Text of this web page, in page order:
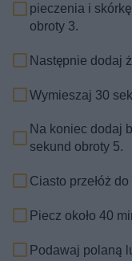
pieczenia i
obroty 3.
Następnie dodaj
Wymieszaj 30
Na koniec dodaj
sekund obroty 5.
Ciasto przełóż
Piecz około 40
Podawaj polaną